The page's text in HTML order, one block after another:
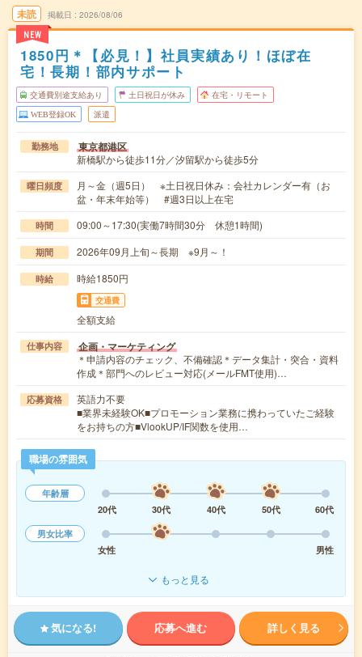
未読
NEW
掲載日 2026/08/06
1850円＊【必見！】社員実績あり！ほぼ在
宅！長期！部内サポート
交通費別途支給あり 土日祝日が休み 在宅・リモート
WEB登録OK 派遣
勤務地 東京都港区
新橋駅から徒歩11分／汐留駅から徒歩5分
曜日頻度
月～金（週5日） ※土日祝日休み：会社カレンダー有（お
盆・年末年始等） #週3日以上在宅
時間 09:00～17:30(実働7時間30分 休憩1時間)
期間 2026年09月上旬～長期 ※9月～！
時給 時給1850円
交通費
全額支給
仕事内容 企画・マーケティング
＊申請内容のチェック、不備確認＊データ集計・突合・資料
作成＊部門へのレビュー対応(メールFMT使用)…
応募資格
英語力不要
■業界未経験OK■プロモーション業務に携わっていたご経験
をお持ちの方■VlookUP/IF関数を使用…
職場の雰囲気
年齢層
20代
30代 40代 50代
60代
男女比率
女性
男性
もっと見る
気になる! 応募へ進む 詳しく見る